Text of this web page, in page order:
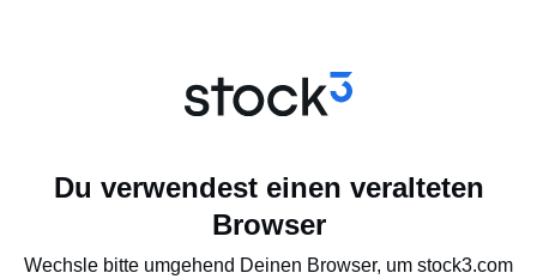
Du verwendest einen veralteten
Browser
Wechsle bitte umgehend Deinen Browser, um stock3.com